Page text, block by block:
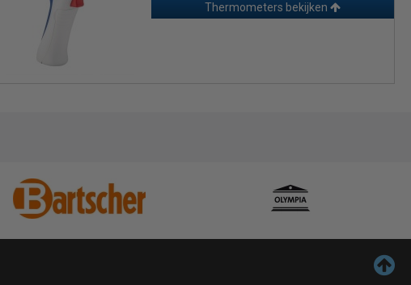
Thermometers bekijken